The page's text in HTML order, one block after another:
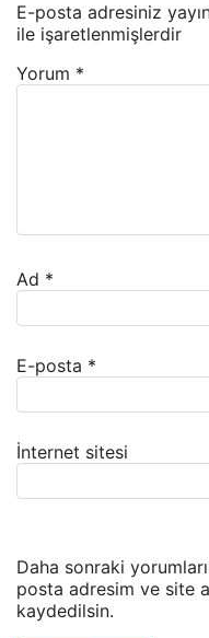
E-posta adresiniz
ile işaretlenmişlerdir
Yorum *
Ad *
E-posta *
İnternet sitesi
Daha sonraki
posta adresim ve site
kaydedilsin.